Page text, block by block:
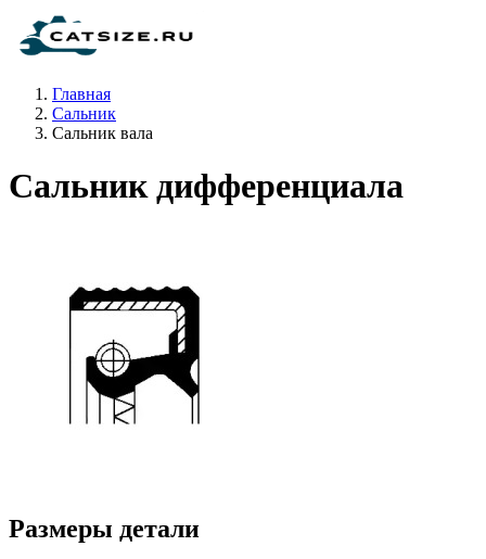
Главная
Сальник
Сальник вала
Сальник дифференциала
Размеры детали